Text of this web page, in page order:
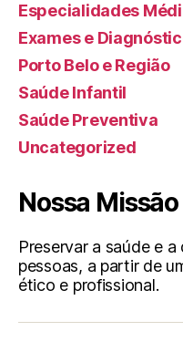
Especialidades
Exames e
Porto Belo e Região
Saúde Infantil
Saúde Preventiva
Uncategorized
Nossa Missão
Preservar a saúde e
pessoas, a partir de
ético e profissional.